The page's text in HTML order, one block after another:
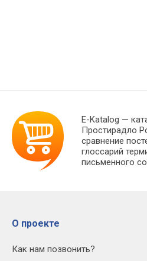
E-Katalog —
Простирадло
сравнение
глоссарий
письменного
О проекте
Как нам позвонить?